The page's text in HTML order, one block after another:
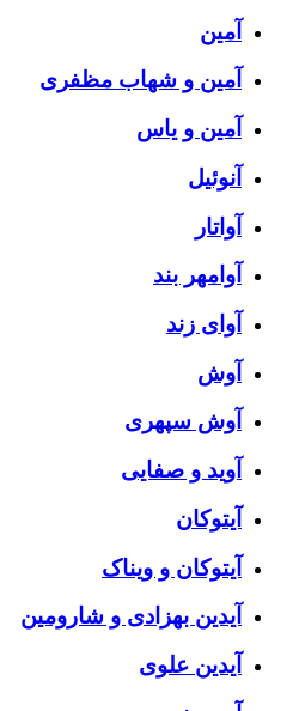
آمین
آمین و شهاب مظفری
آمین و یاس
آنوئیل
آواتار
آوامهر بند
آوای زند
آوش
آوش سپهری
آوید و صفایی
آیتوکان
آیتوکان و ویناک
آیدین بهزادی و شارومین
آیدین علوی